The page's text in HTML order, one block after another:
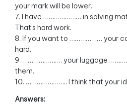
your mark will be lower.
7. I have ………………… in solving
That’s hard work.
8. If you want to ……………… your
hard.
9. …………………. your luggage
them.
10. ………………….. I think that your
Answers: